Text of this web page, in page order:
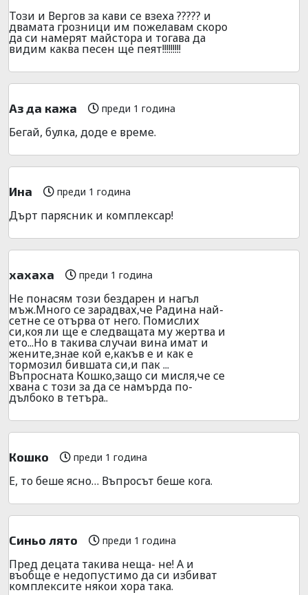
Този и Вергов за кави се взеха ????? и
двамата грозници им пожелавам скоро
да си намерят майстора и тогава да
видим каква песен ще пеят!!!!!!!!!
Аз да кажа преди 1 година
Бегай, булка, доде е време.
Ина преди 1 година
Дърт парясник и комплексар!
хахаха преди 1 година
Не понасям този бездарен и нагъл
мъж.Много се зарадвах,че Радина най-
сетне се отърва от него. Помислих
си,коя ли ще е следващата му жертва и
ето...Но в такива случаи вина имат и
жените,знае кой е,какъв е и как е
тормозил бившата си,и пак ...
Въпросната Кошко,защо си мисля,че се
хвана с този за да се намърда по-
дълбоко в тетъра..
Кошко преди 1 година
Е, то беше ясно… Въпросът беше кога.
Синьо лято преди 1 година
Пред децата такива неща- не! А и
въобще е недопустимо да си избиват
комплексите някои хора така.